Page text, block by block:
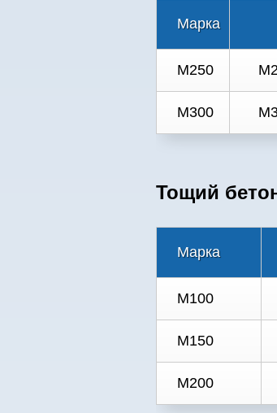
Марка
M250
M300
Тощий
Марка
М100
М150
М200